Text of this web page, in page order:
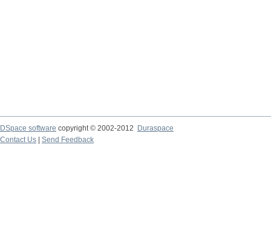
DSpace software copyright © 2002-2012
Duraspace
Contact Us
Send Feedback